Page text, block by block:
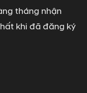
tháng nhận
khi đã đăng ký